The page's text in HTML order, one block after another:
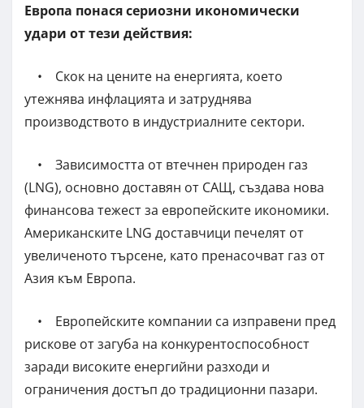
Европа понася сериозни икономически
удари от тези действия:
• Скок на цените на енергията, което
утежнява инфлацията и затруднява
производството в индустриалните сектори.
• Зависимостта от втечнен природен газ
(LNG), основно доставян от САЩ, създава нова
финансова тежест за европейските икономики.
Американските LNG доставчици печелят от
увеличеното търсене, като пренасочват газ от
Азия към Европа.
• Европейските компании са изправени пред
рискове от загуба на конкурентоспособност
заради високите енергийни разходи и
ограничения достъп до традиционни пазари.